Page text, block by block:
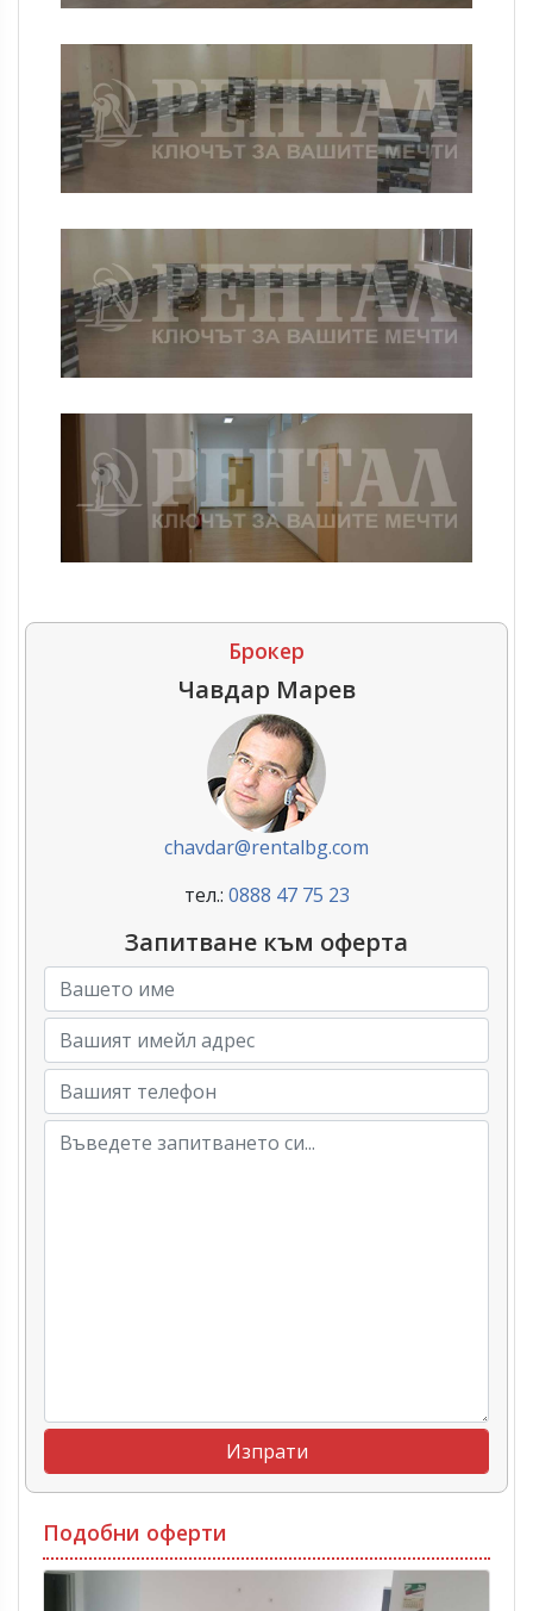
Брокер
Чавдар Марев
chavdar@rentalbg.com
тел.: 0888 47 75 23
Запитване към оферта
Подобни оферти